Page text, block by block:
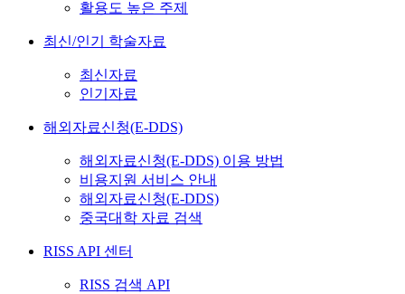
활용도 높은 주제
최신/인기 학술자료
최신자료
인기자료
해외자료신청(E-DDS)
해외자료신청(E-DDS) 이용 방법
비용지원 서비스 안내
해외자료신청(E-DDS)
중국대학 자료 검색
RISS API 센터
RISS 검색 API